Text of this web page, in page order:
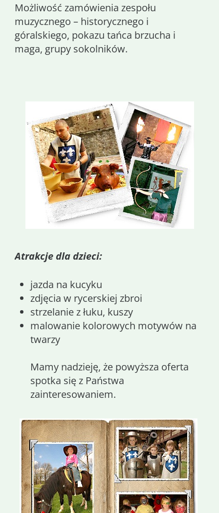
Możliwość zamówienia zespołu
muzycznego – historycznego i
góralskiego, pokazu tańca brzucha i
maga, grupy sokolników.
Atrakcje dla dzieci:
jazda na kucyku
zdjęcia w rycerskiej zbroi
strzelanie z łuku, kuszy
malowanie kolorowych motywów na
twarzy
Mamy nadzieję, że powyższa oferta
spotka się z Państwa
zainteresowaniem.